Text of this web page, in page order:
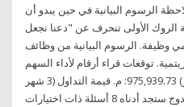
الرسوم البيانية في حين يبدو أن
الروك الأولى تنحرف عن "دعنا نجعل
وظيفة. الرسوم البيانية من وظائف
توقعات قراء أرقام لأداء السهم
هذا الأسبوع هي كالتالي: (3 شهر) 975,939.73: م. قيمة التداول (3 شهر
نموذج الرسم البياني القاع المزدوج ستجد أدناه 8 أسئلة ذات اختيارات